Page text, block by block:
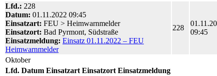
Lfd.: 228
Datum: 01.11.2022 09:45
Einsatzart: FEU > Heimwarnmelder
Einsatzort: Bad Pyrmont, Südstraße
Einsatzmeldung: Einsatz 01.11.2022 – FEU
Heimwarnmelder
228
09:45
Oktober
Lfd. Datum Einsatzart Einsatzort Einsatzmeldung